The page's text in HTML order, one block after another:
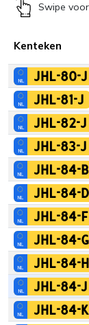
Swipe
Kenteken
JHL-80-J
JHL-81-J
JHL-82-J
JHL-83-J
JHL-84-B
JHL-84-D
JHL-84-F
JHL-84-G
JHL-84-H
JHL-84-J
JHL-84-K